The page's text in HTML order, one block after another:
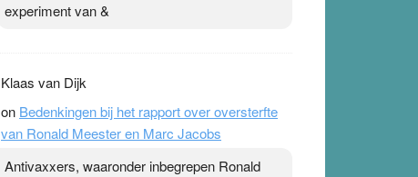
experiment van &
Klaas van Dijk
on Bedenkingen bij het rapport over oversterfte
van Ronald Meester en Marc Jacobs
Antivaxxers, waaronder inbegrepen Ronald